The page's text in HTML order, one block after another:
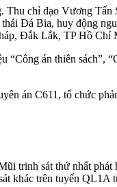
Thu chỉ đạo Vương
Đá Bia, huy động
Đắk Lắk, TP Hồ
án thiên sách”,
án C611, tổ chức
trinh sát thứ nhất
khác trên tuyến